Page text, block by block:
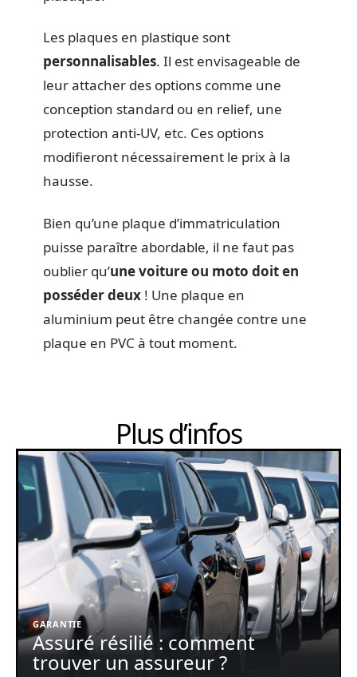
Les plaques en plastique sont
personnalisables. Il est envisageable de
leur attacher des options comme une
conception standard ou en relief, une
protection anti-UV, etc. Ces options
modifieront nécessairement le prix à la
hausse.
Bien qu’une plaque d’immatriculation
puisse paraître abordable, il ne faut pas
oublier qu’une voiture ou moto doit en
posséder deux ! Une plaque en
aluminium peut être changée contre une
plaque en PVC à tout moment.
Plus d’infos
GARANTIE
Assuré résilié : comment
trouver un assureur ?